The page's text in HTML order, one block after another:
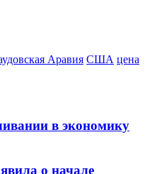
Аравия США цена
в экономику
о начале